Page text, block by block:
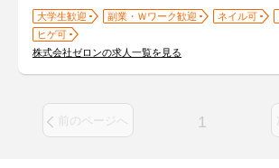
大学生歓迎 副業・Ｗワーク歓迎 ネイル可
ヒゲ可
株式会社ゼロンの求人一覧を見る
前のページへ 1